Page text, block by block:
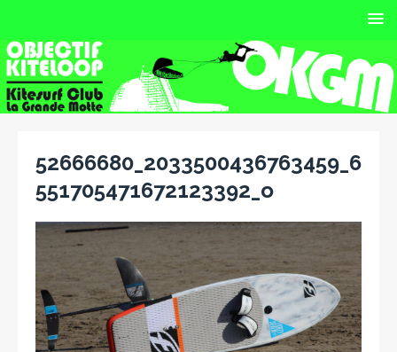
52666680_2033500436763459_6
551705471672123392_o